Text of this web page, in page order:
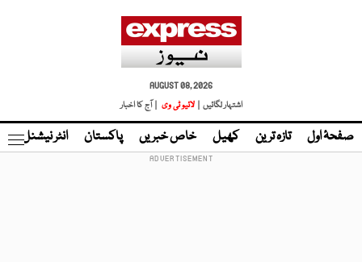
AUGUST 08, 2026
اشتہار لگائیں |
لائیو ٹی وی | آج کا اخبار
صفحۂ اول تازہ ترین کھیل خاص خبریں پاکستان انٹر نیشنل